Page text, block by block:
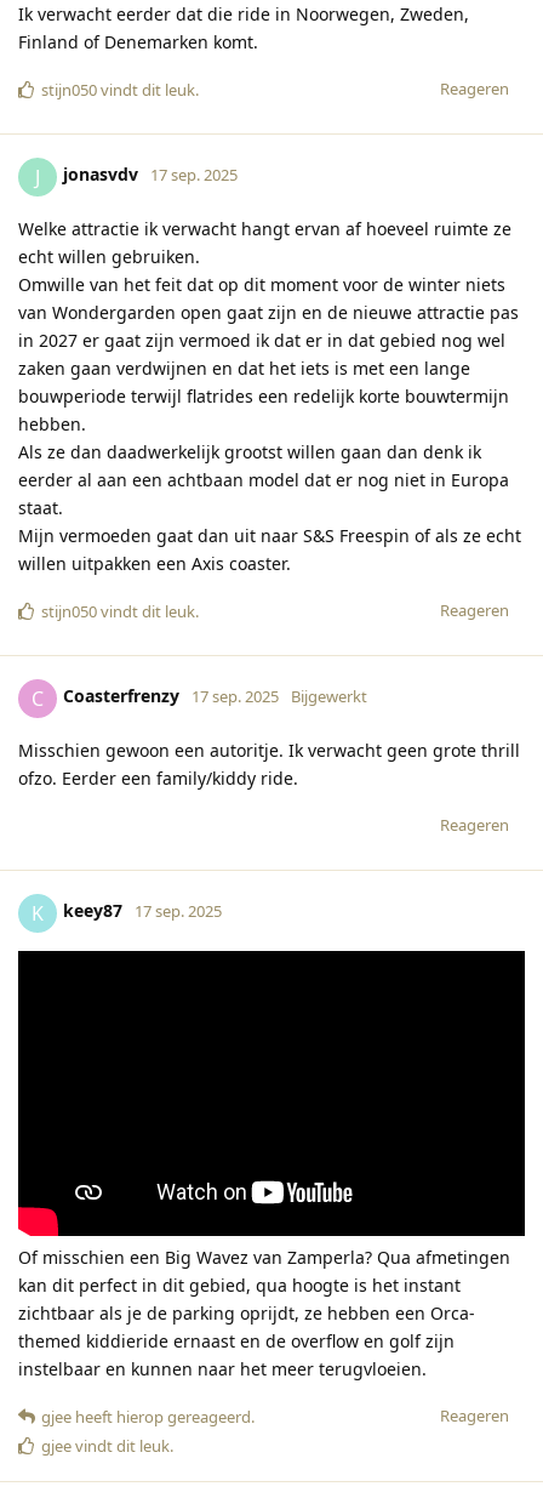
Ik verwacht eerder dat die ride in Noorwegen, Zweden,
Finland of Denemarken komt.
Reageren
stijn050vindt dit leuk.
J jonasvdv 17 sep. 2025
Welke attractie ik verwacht hangt ervan af hoeveel ruimte ze
echt willen gebruiken.
Omwille van het feit dat op dit moment voor de winter niets
van Wondergarden open gaat zijn en de nieuwe attractie pas
in 2027 er gaat zijn vermoed ik dat er in dat gebied nog wel
zaken gaan verdwijnen en dat het iets is met een lange
bouwperiode terwijl flatrides een redelijk korte bouwtermijn
hebben.
Als ze dan daadwerkelijk grootst willen gaan dan denk ik
eerder al aan een achtbaan model dat er nog niet in Europa
staat.
Mijn vermoeden gaat dan uit naar S&S Freespin of als ze echt
willen uitpakken een Axis coaster.
Reageren
stijn050vindt dit leuk.
C Coasterfrenzy 17 sep. 2025 Bijgewerkt
Misschien gewoon een autoritje. Ik verwacht geen grote thrill
ofzo. Eerder een family/kiddy ride.
Reageren
K keey87 17 sep. 2025
Of misschien een Big Wavez van Zamperla? Qua afmetingen
kan dit perfect in dit gebied, qua hoogte is het instant
zichtbaar als je de parking oprijdt, ze hebben een Orca-
themed kiddieride ernaast en de overflow en golf zijn
instelbaar en kunnen naar het meer terugvloeien.
Reageren
gjee heeft hierop gereageerd.
gjeevindt dit leuk.